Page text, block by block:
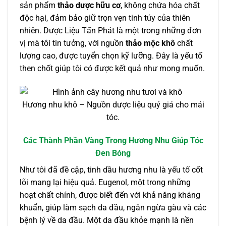
sản phẩm thảo dược hữu cơ, không chứa hóa chất
độc hại, đảm bảo giữ trọn vẹn tinh túy của thiên
nhiên. Dược Liệu Tấn Phát là một trong những đơn
vị mà tôi tin tưởng, với nguồn thảo mộc khô chất
lượng cao, được tuyển chọn kỹ lưỡng. Đây là yếu tố
then chốt giúp tôi có được kết quả như mong muốn.
Hương nhu khô – Nguồn dược liệu quý giá cho mái
tóc.
Các Thành Phần Vàng Trong Hương Nhu Giúp Tóc
Đen Bóng
Như tôi đã đề cập, tinh dầu hương nhu là yếu tố cốt
lõi mang lại hiệu quả. Eugenol, một trong những
hoạt chất chính, được biết đến với khả năng kháng
khuẩn, giúp làm sạch da đầu, ngăn ngừa gàu và các
bệnh lý về da đầu. Một da đầu khỏe mạnh là nền